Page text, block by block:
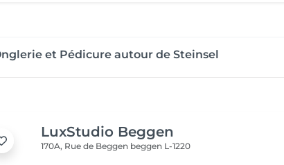
et Pédicure autour de Steinsel
LuxStudio Beggen
170A, Rue de Beggen beggen L-1220